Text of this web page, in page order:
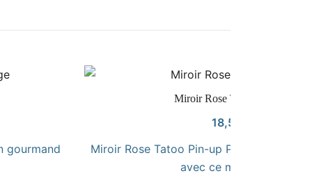
gourmand
VOIR LE PRODUIT
Miroir Rose Tatoo Pin-up
18,50
Miroir Rose Tatoo Pin-up Plongez dans
avec ce miroir de…